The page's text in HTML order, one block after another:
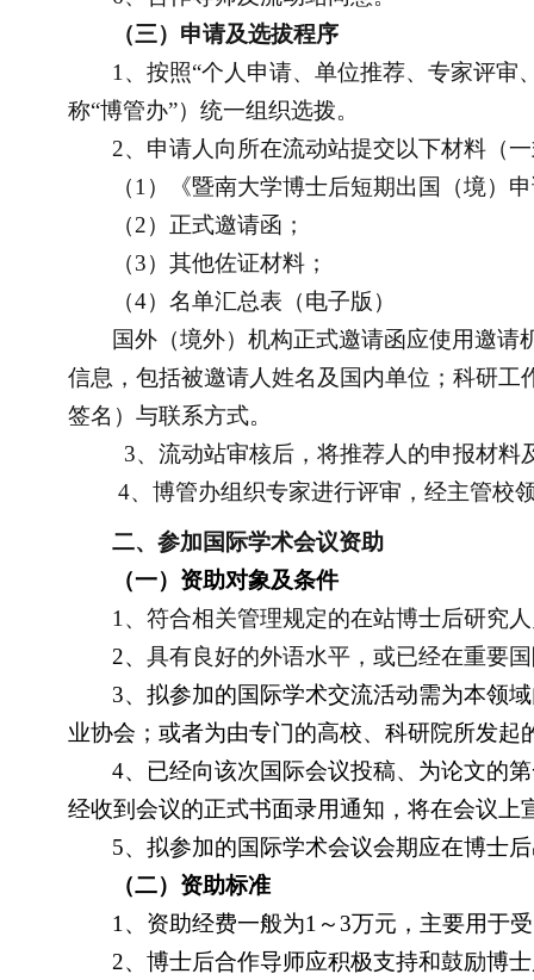
（三）申请及选拔程序
1 、按照“个人申请、单位推荐、专家评
称“博管办”）统一组织选拨。
2、申请人向所在流动站提交以下材料（
（1 ）《暨南大学博士后短期出国（境）
（2）正式邀请函；
（3）其他佐证材料；
（4）名单汇总表（电子版）
国外（境外）机构正式邀请函应使用邀
信息，包括被邀请人姓名及国内单位；科研
签名）与联系方式。
3、流动站审核后，将推荐人的申报材料
4、博管办组织专家进行评审，经主管校
二、参加国际学术会议资助
（一）资助对象及条件
1 、符合相关管理规定的在站博士后研究
2、 具有良好的外语水平，或已经在重要
3、拟参加的国际学术交流活动需为本领
业协会；或者为由专门的高校、科研院所发起
4、已经向该次国际会议投稿、为论文的
经收到会议的正式书面录用通知，将在会议上
5、拟参加的国际学术会议会期应在博士
（二）资助标准
1 、资助经费一般为1 ～ 3万元，主要用于
2、博士后合作导师应积极支持和鼓励博